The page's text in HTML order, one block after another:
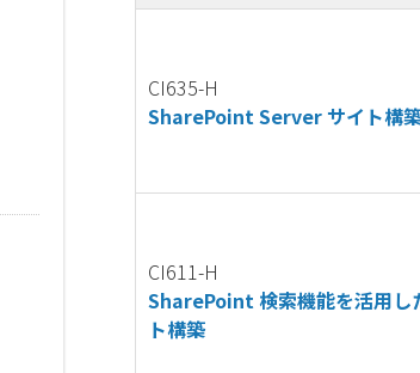
CI635-H
SharePoint Server サイト構
CI611-H
SharePoint 検索機能を活用し
ト構築